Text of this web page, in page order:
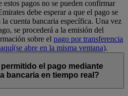
estos pagos no se pueden confirmar
debe esperar a que el pago se
cuenta bancaria específica. Una vez
se procederá a la emisión del
sobre el pago por transferencia
(se abre en la misma ventana).
el pago mediante
bancaria en tiempo real?